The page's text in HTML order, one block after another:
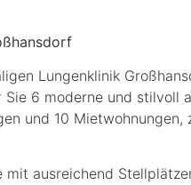
Lungenklinik
6 moderne und stilvoll
und 10 Mietwohnungen,
ausreichend